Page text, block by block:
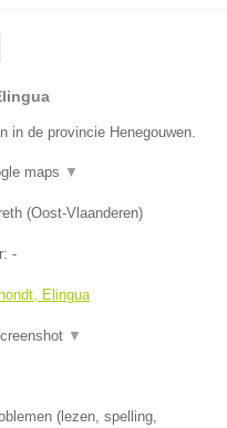
in de provincie Henegouwen.
maps ▼
(Oost-Vlaanderen)
-
Elingua
▼
(lezen, spelling,